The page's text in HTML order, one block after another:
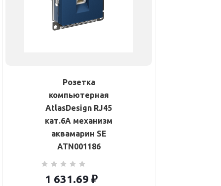
Розетка
компьютерная
AtlasDesign RJ45
кат.6A механизм
аквамарин SE
ATN001186
1 631.69 ₽